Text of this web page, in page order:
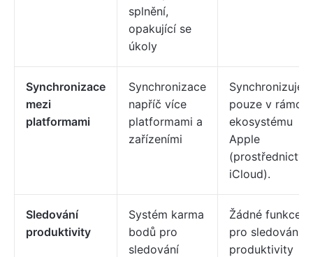
splnění,
opakující se
úkoly
Synchronizace
mezi
platformami
Synchronizace
napříč více
platformami a
zařízeními
Synchronizuje
pouze v rámci
ekosystému
Apple
iCloud).
Sledování
produktivity
Systém karma
bodů pro
sledování
Žádné funkce
pro sledování
produktivity